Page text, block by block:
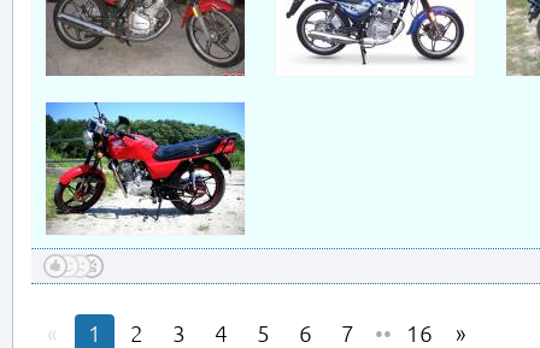
1 2 3 4 5 6 7 •• 16